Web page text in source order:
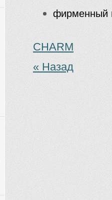
фирменный
CHARM
« Назад